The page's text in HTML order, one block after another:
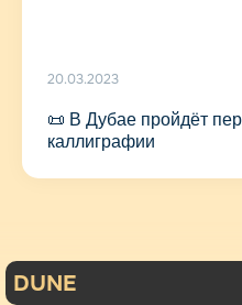
20.03.2023
📜 В Дубае пройдёт
каллиграфии
DUNE